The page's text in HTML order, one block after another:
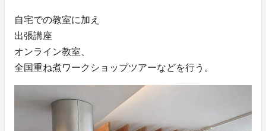
自宅での教室に加え
出張講座
オンライン教室、
全国重ね煮ワークショップツアーなどを行う。